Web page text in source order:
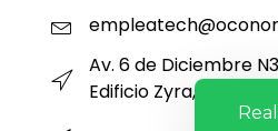
Av. 6 de Diciembre
Edificio Zyra, Piso 12,